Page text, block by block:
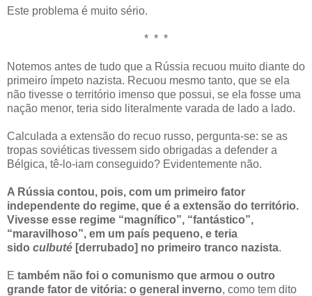
Este problema é muito sério.
* * *
Notemos antes de tudo que a Rússia recuou muito diante do
primeiro ímpeto nazista. Recuou mesmo tanto, que se ela
não tivesse o território imenso que possui, se ela fosse uma
nação menor, teria sido literalmente varada de lado a lado.
Calculada a extensão do recuo russo, pergunta-se: se as
tropas soviéticas tivessem sido obrigadas a defender a
Bélgica, tê-lo-iam conseguido? Evidentemente não.
A Rússia contou, pois, com um primeiro fator
independente do regime, que é a extensão do território.
Vivesse esse regime “magnífico”, “fantástico”,
“maravilhoso”, em um país pequeno, e teria
sido culbuté [derrubado] no primeiro tranco nazista.
E também não foi o comunismo que armou o outro
grande fator de vitória: o general inverno, como tem dito